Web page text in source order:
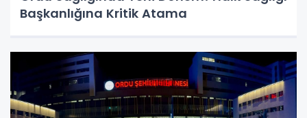
Başkanlığına Kritik Atama